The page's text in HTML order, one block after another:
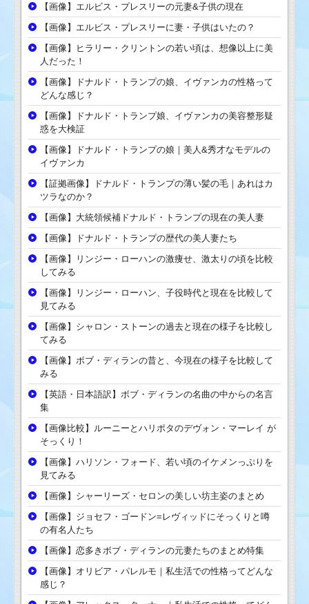
【画像】エルビス・プレスリーの元妻&子供の現在
【画像】エルビス・プレスリーに妻・子供はいたの？
【画像】ヒラリー・クリントンの若い頃は、想像以上に美
人だった！
【画像】ドナルド・トランプの娘、イヴァンカの性格って
どんな感じ？
【画像】ドナルド・トランプ娘、イヴァンカの美容整形疑
惑を大検証
【画像】ドナルド・トランプの娘｜美人&秀才なモデルの
イヴァンカ
【証拠画像】ドナルド・トランプの薄い髪の毛｜あれはカ
ツラなのか？
【画像】大統領候補ドナルド・トランプの現在の美人妻
【画像】ドナルド・トランプの歴代の美人妻たち
【画像】リンジー・ローハンの激痩せ、激太りの頃を比較
してみる
【画像】リンジー・ローハン、子役時代と現在を比較して
見てみる
【画像】シャロン・ストーンの過去と現在の様子を比較し
てみる
【画像】ボブ・ディランの昔と、今現在の様子を比較して
みる
【英語・日本語訳】ボブ・ディランの名曲の中からの名言
集
【画像比較】ルーニーとハリポタのデヴォン・マーレイ が
そっくり！
【画像】ハリソン・フォード、若い頃のイケメンっぷりを
見てみる
【画像】シャーリーズ・セロンの美しい坊主姿のまとめ
【画像】ジョセフ・ゴードン=レヴィッドにそっくりと噂
の有名人たち
【画像】恋多きボブ・ディランの元妻たちのまとめ特集
【画像】オリビア・パレルモ｜私生活での性格ってどんな
感じ？